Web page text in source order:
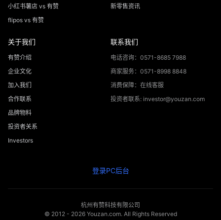
小红书薯店 vs 有赞
flipos vs 有赞
新零售资讯
关于我们
有赞介绍
企业文化
加入我们
合作联系
品牌物料
投资者关系
Investors
联系我们
电话咨询：0571-8685 7988
商家服务：0571-8998 8848
消费保障：在线客服
投资者联系: investor@youzan.com
登录PC后台
杭州有赞科技有限公司
© 2012 - 2026Youzan.com. All Rights Reserved